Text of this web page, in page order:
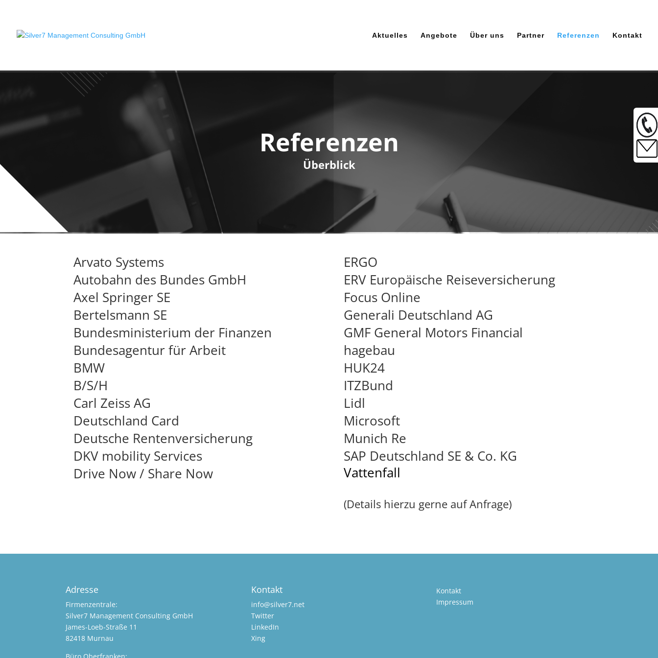
Aktuelles Angebote Über uns Partner Referenzen Kontakt
Referenzen
Überblick
Arvato Systems
Autobahn des Bundes GmbH
Axel Springer SE
Bertelsmann SE
Bundesministerium der Finanzen
Bundesagentur für Arbeit
BMW
B/S/H
Carl Zeiss AG
Deutschland Card
Deutsche Rentenversicherung
DKV mobility Services
Drive Now / Share Now
ERGO
ERV Europäische Reiseversicherung
Focus Online
Generali Deutschland AG
GMF General Motors Financial
hagebau
HUK24
ITZBund
Lidl
Microsoft
Munich Re
SAP Deutschland SE & Co. KG
Vattenfall
(Details hierzu gerne auf Anfrage)
Adresse
Firmenzentrale:
Silver7 Management Consulting GmbH
James-Loeb-Straße 11
82418 Murnau
Kontakt
info@silver7.net
Twitter
LinkedIn
Xing
Kontakt
Impressum